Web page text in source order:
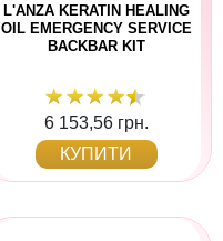
L'ANZA KERATIN HEALING
OIL EMERGENCY SERVICE
BACKBAR KIT
6 153,56 грн.
КУПИТИ